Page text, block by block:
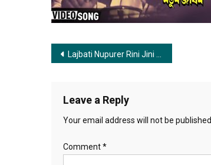
Post
Lajbati Nupurer Rini Jini Jini | লাজবতী নুপুরের রিনি ঝিনি ঝিনি
Leave a Reply
Your email address will not be published.
Comment*